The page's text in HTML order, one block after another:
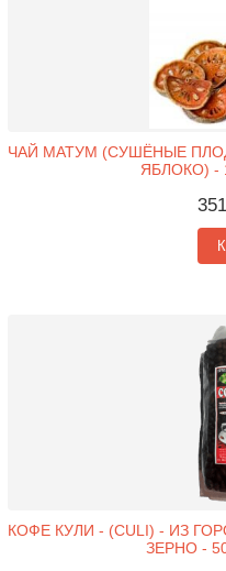
ЧАЙ МАТУМ (СУШЁНЫЕ
ЯБЛОКО) -
КОФЕ КУЛИ - (CULI) - ИЗ
ЗЕРНО -